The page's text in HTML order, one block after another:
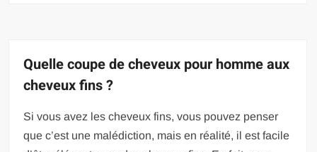
Quelle coupe de cheveux pour homme aux
cheveux fins ?
Si vous avez les cheveux fins, vous pouvez penser
que c’est une malédiction, mais en réalité, il est facile